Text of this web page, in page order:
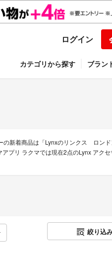
ログイン
カテゴリから探す ブラン
の新着商品は「Lynxのリンクス ロン
リ ラクマでは現在2点のLynx アクセ
絞り込